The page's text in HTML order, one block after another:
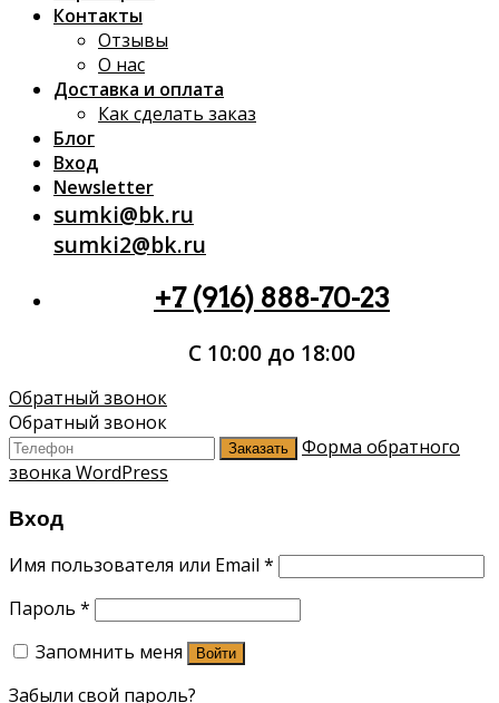
Контакты
Отзывы
О нас
Доставка и оплата
Как сделать заказ
Блог
Вход
Newsletter
sumki@bk.ru
sumki2@bk.ru
+7 (916) 888-70-23
С 10:00 до 18:00
Обратный звонок
Обратный звонок
Заказать
Форма обратного
звонка WordPress
Вход
Имя пользователя или Email *
Пароль *
Запомнить меня
Войти
Забыли свой пароль?